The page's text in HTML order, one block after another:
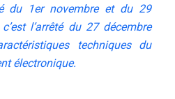
du 1er novembre et du 29
l’arrêté du 27 décembre
techniques du
électronique.